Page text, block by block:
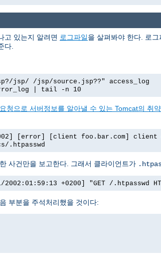
고 있는지 알려면 로그파일을 살펴봐야 한다. 로
다.
jsp/ /jsp/source.jsp??" access_log
| tail -n 10
청으로 서버정보를 알아낼 수 있는 Tomcat의 취
[error] [client foo.bar.com] client
.htpasswd
사건만을 보고한다. 그래서 클라이언트가
+0200] "GET /.htpasswd
부분을 주석처리했을 것이다: